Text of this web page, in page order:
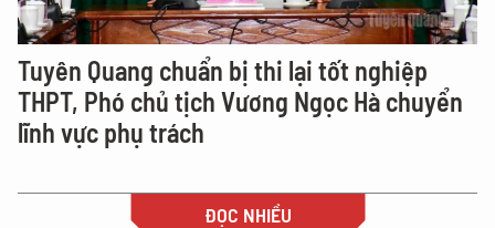
Tuyên Quang chuẩn bị thi lại tốt nghiệp
THPT, Phó chủ tịch Vương Ngọc Hà chuyển
lĩnh vực phụ trách
ĐỌC NHIỀU